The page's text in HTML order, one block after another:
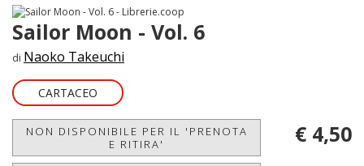
Sailor Moon - Vol. 6
di Naoko Takeuchi
CARTACEO
NON DISPONIBILE PER IL 'PRENOTA
E RITIRA'
€ 4,50